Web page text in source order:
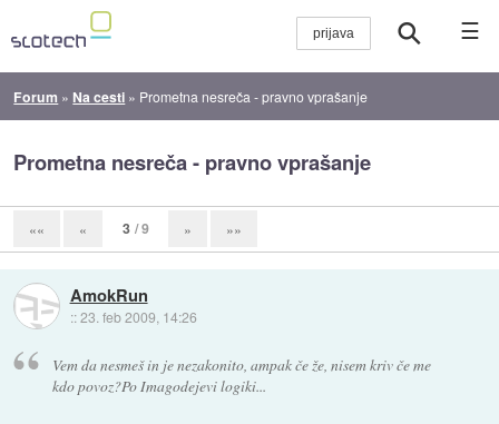
☰
Forum » Na cesti » Prometna nesreča - pravno vprašanje
Prometna nesreča - pravno vprašanje
«« « 3 / 9 » »»
AmokRun
::23. feb 2009, 14:26
Vem da nesmeš in je nezakonito, ampak če že, nisem kriv če me
kdo povoz?Po Imagodejevi logiki...